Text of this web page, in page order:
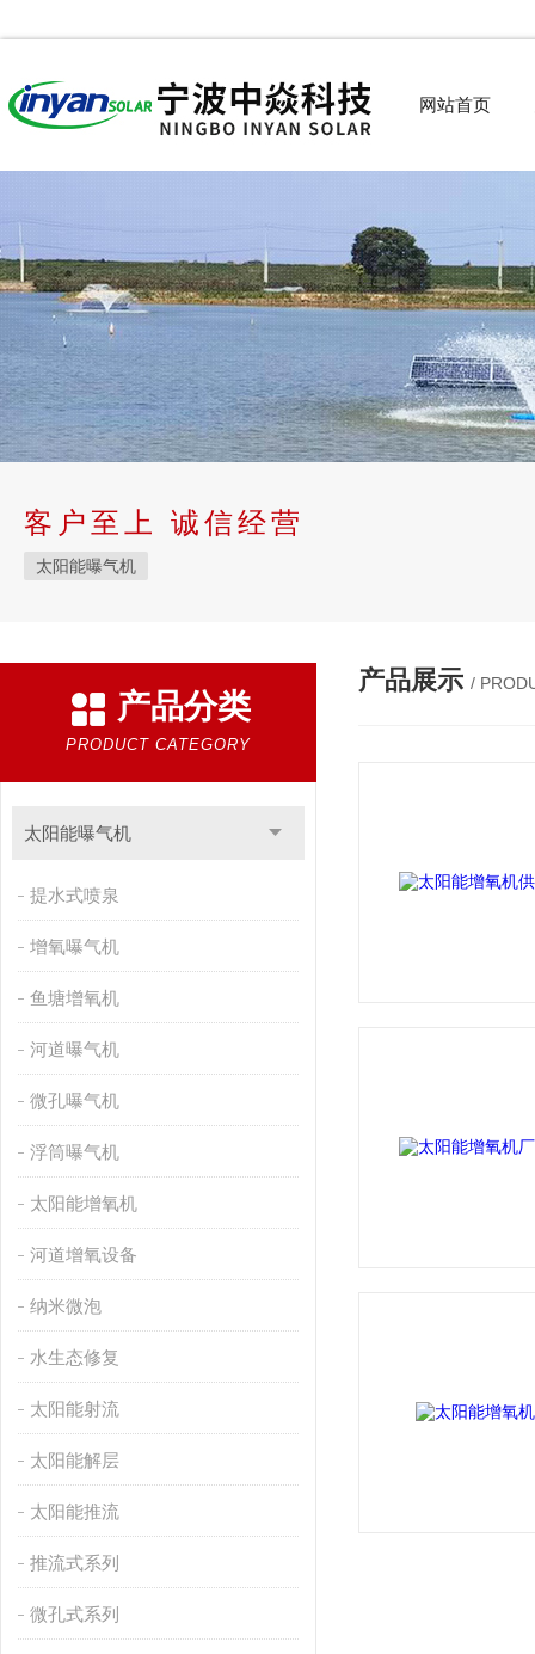
网站首页
客户至上 诚信经营
太阳能曝气机
产品分类
PRODUCT CATEGORY
太阳能曝气机
提水式喷泉
增氧曝气机
鱼塘增氧机
河道曝气机
微孔曝气机
浮筒曝气机
太阳能增氧机
河道增氧设备
纳米微泡
水生态修复
太阳能射流
太阳能解层
太阳能推流
推流式系列
微孔式系列
产品展示 /